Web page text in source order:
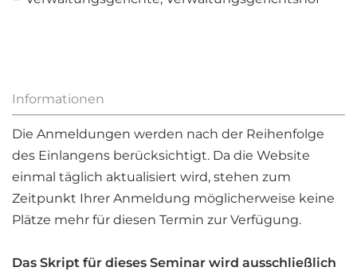
Informationen
Die Anmeldungen werden nach der Reihenfolge
des Einlangens berücksichtigt. Da die Website
einmal täglich aktualisiert wird, stehen zum
Zeitpunkt Ihrer Anmeldung möglicherweise keine
Plätze mehr für diesen Termin zur Verfügung.
Das Skript für dieses Seminar wird ausschließlich